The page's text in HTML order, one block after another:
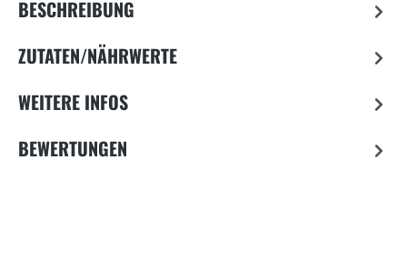
BESCHREIBUNG
ZUTATEN/NÄHRWERTE
WEITERE INFOS
BEWERTUNGEN